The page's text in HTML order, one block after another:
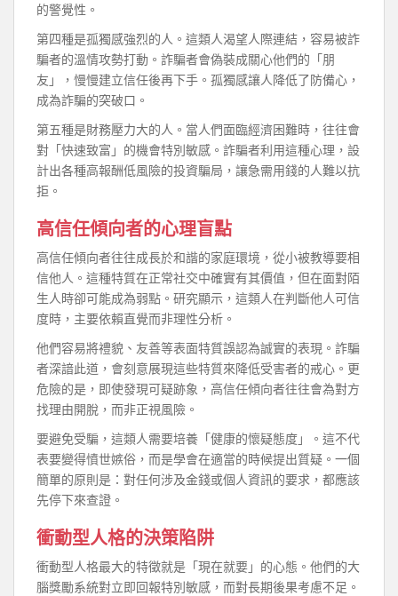
的警覺性。
第四種是孤獨感強烈的人。這類人渴望人際連結，容易被詐
騙者的溫情攻勢打動。詐騙者會偽裝成關心他們的「朋
友」，慢慢建立信任後再下手。孤獨感讓人降低了防備心，
成為詐騙的突破口。
第五種是財務壓力大的人。當人們面臨經濟困難時，往往會
對「快速致富」的機會特別敏感。詐騙者利用這種心理，設
計出各種高報酬低風險的投資騙局，讓急需用錢的人難以抗
拒。
高信任傾向者的心理盲點
高信任傾向者往往成長於和諧的家庭環境，從小被教導要相
信他人。這種特質在正常社交中確實有其價值，但在面對陌
生人時卻可能成為弱點。研究顯示，這類人在判斷他人可信
度時，主要依賴直覺而非理性分析。
他們容易將禮貌、友善等表面特質誤認為誠實的表現。詐騙
者深諳此道，會刻意展現這些特質來降低受害者的戒心。更
危險的是，即使發現可疑跡象，高信任傾向者往往會為對方
找理由開脫，而非正視風險。
要避免受騙，這類人需要培養「健康的懷疑態度」。這不代
表要變得憤世嫉俗，而是學會在適當的時候提出質疑。一個
簡單的原則是：對任何涉及金錢或個人資訊的要求，都應該
先停下來查證。
衝動型人格的決策陷阱
衝動型人格最大的特徵就是「現在就要」的心態。他們的大
腦獎勵系統對立即回報特別敏感，而對長期後果考慮不足。